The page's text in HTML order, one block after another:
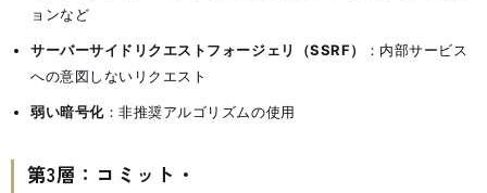
ョンなど
サーバーサイドリクエストフォージェリ（SSRF）
：内部サービス
への意図しないリクエスト
弱い暗号化：非推奨アルゴリズムの使用
第3層：コミット・